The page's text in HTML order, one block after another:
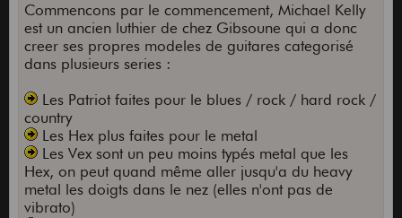
Commencons par le commencement, Michael Kelly
est un ancien luthier de chez Gibsoune qui a donc
creer ses propres modeles de guitares categorisé
dans plusieurs series :
Les Patriot faites pour le blues / rock / hard rock /
country
Les Hex plus faites pour le metal
Les Vex sont un peu moins typés metal que les
Hex, on peut quand même aller jusqu'a du heavy
metal les doigts dans le nez (elles n'ont pas de
vibrato)